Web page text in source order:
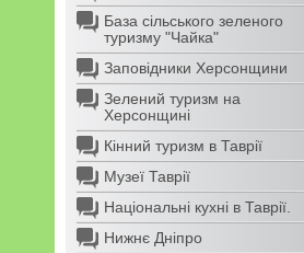
База сільського зеленого
туризму "Чайка"
Заповідники Херсонщини
Зелений туризм на
Херсонщині
Кінний туризм в Таврії
Музеї Таврії
Національні кухні в Таврії.
Нижнє Дніпро